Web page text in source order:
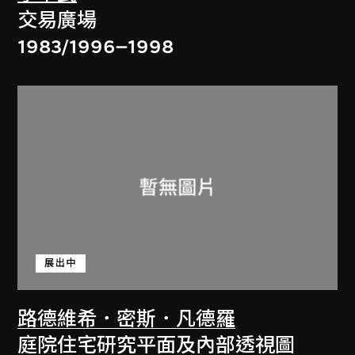
交易廣場
1983/1996–1998
路德維希．密斯．凡德羅
展出中
庭院住宅研究平面及內部透視圖